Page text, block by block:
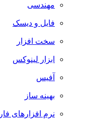
مهندسی
فایل و دیسک
سخت افزار
ابزار لینوکس
آفیس
بهینه ساز
نرم افزارهای